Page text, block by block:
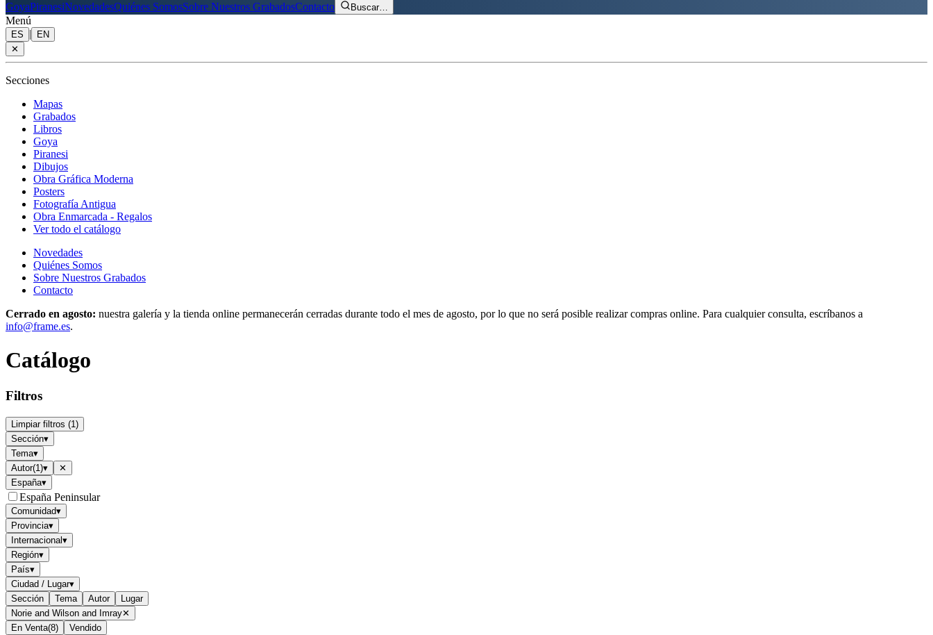
GoyaPiranesiNovedadesQuiénes SomosSobre Nuestros GrabadosContacto Buscar…
Menú
ES |
EN
✕
Secciones
Mapas
Grabados
Libros
Goya
Piranesi
Dibujos
Obra Gráfica Moderna
Posters
Fotografía Antigua
Obra Enmarcada - Regalos
Ver todo el catálogo
Novedades
Quiénes Somos
Sobre Nuestros Grabados
Contacto
Cerrado en agosto: nuestra galería y la tienda online permanecerán cerradas durante todo el mes de agosto, por lo que no será posible realizar compras online. Para cualquier consulta, escríbanos a
info@frame.es.
Catálogo
Filtros
Limpiar filtros (1)
Sección▾
Tema▾
Autor(1)▾
✕
España▾
España Peninsular
Comunidad▾
Provincia▾
Internacional▾
Región▾
País▾
Ciudad / Lugar▾
Sección
Tema Autor
Lugar
Norie and Wilson and Imray✕
En Venta(8)
Vendido